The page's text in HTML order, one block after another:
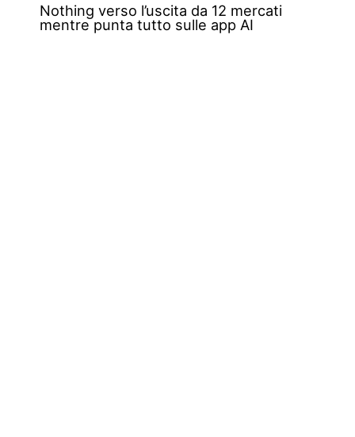
Nothing verso l’uscita da 12 mercati
mentre punta tutto sulle app AI